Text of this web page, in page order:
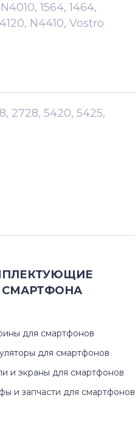
1564, 1464,
N4410, Vostro
2728, 5420, 5425,
СМАРТФОНА
для смартфонов
для смартфонов
и экраны для смартфонов
и запчасти для смартфонов